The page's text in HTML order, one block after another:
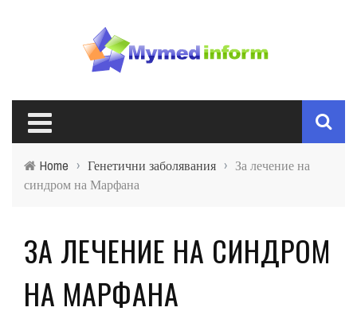
Home › Генетични заболявания › За лечение на
синдром на Марфана
ЗА ЛЕЧЕНИЕ НА СИНДРОМ
НА МАРФАНА